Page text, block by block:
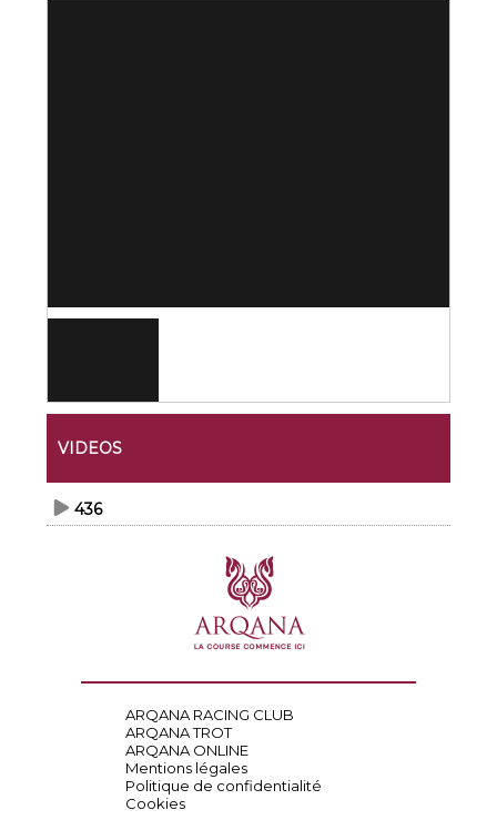
VIDEOS
436
ARQANA RACING CLUB
ARQANA TROT
ARQANA ONLINE
Mentions légales
Politique de confidentialité
Cookies